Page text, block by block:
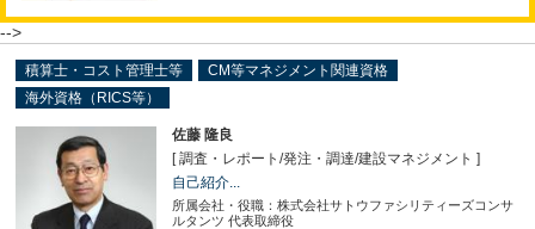
-->
積算士・コスト管理士等
CM等マネジメント関連資格
海外資格（RICS等）
佐藤 隆良
[ 調査・レポート /発注・調達/建設マネジメント ]
自己紹介...
所属会社・役職：株式会社サトウファシリティーズコンサ
ルタンツ 代表取締役